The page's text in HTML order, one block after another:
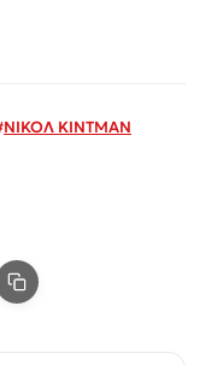
ΝΙΚΟΛ ΚΙΝΤΜΑΝ